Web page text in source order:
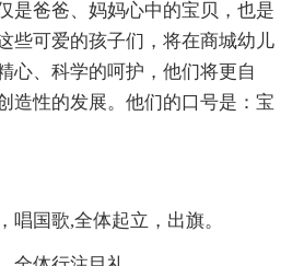
是爸爸、妈妈心中的宝贝，也是
些可爱的孩子们，将在商城幼儿
心、科学的呵护，他们将更自
造性的发展。他们的口号是：宝
唱国歌,全体起立，出旗。